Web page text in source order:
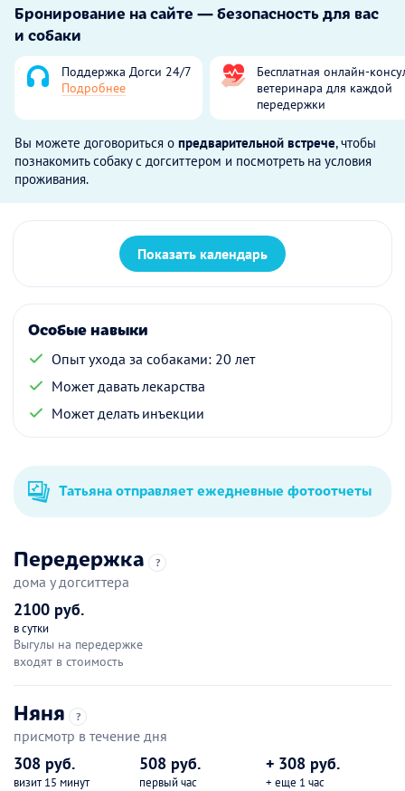
Бронирование на сайте — безопасность для вас
и собаки
Поддержка Догси 24/7
Подробнее
Бесплатная онлайн-
ветеринара для каждой
передержки
Вы можете договориться о предварительной встрече, чтобы
познакомить собаку с догситтером и посмотреть на условия
проживания.
Показать календарь
Особые навыки
Опыт ухода за собаками: 20 лет
Может давать лекарства
Может делать инъекции
Татьяна отправляет ежедневные фотоотчеты
Передержка ?
дома у догситтера
2100 руб.
в сутки
Выгулы на передержке
входят в стоимость
Няня ?
присмотр в течение дня
308 руб.
визит 15 минут
508 руб.
первый час
+ 308 руб.
+ еще 1 час